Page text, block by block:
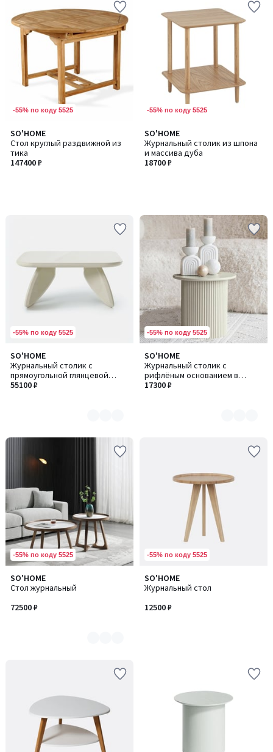
-55% по коду 5525
SO'HOME
Стол круглый раздвижной из
тика
147400 ₽
-55% по коду 5525
SO'HOME
Журнальный столик из шпона
и массива дуба
18700 ₽
-55% по коду 5525
SO'HOME
Журнальный столик с
прямоугольной глянцевой
столешницей
55100 ₽
Количество
цветов:
2
-55% по коду 5525
SO'HOME
Журнальный столик с
рифлёным основанием в
пастельном цвете
17300 ₽
Количество
цветов:
5
-55% по коду 5525
SO'HOME
Стол журнальный
72500 ₽
Количество
цветов:
2
-55% по коду 5525
SO'HOME
Журнальный стол
12500 ₽